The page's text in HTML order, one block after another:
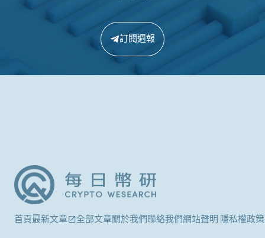
訂閱週報
首頁最新文章 全部文章關於我們聯絡我們網站聲明 隱私權政策